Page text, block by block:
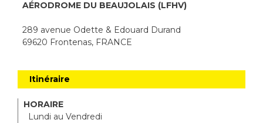
AÉRODROME DU BEAUJOLAIS (LFHV)
289 avenue Odette & Edouard Durand
69620 Frontenas, FRANCE
Itinéraire
HORAIRE
Lundi au Vendredi